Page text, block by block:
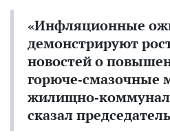
«Инфляционные
демонстрируют
новостей о
горюче-смазочные
жилищно-
сказал